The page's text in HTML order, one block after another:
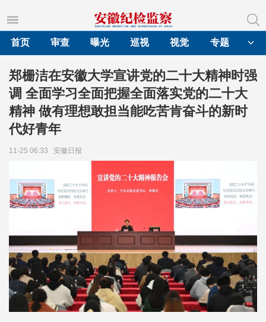
首页
审查 曝光 巡视 视觉 专题
郑栅洁在安徽大学宣讲党的二十大精神时强
调 全面学习全面把握全面落实党的二十大
精神 做有理想敢担当能吃苦肯奋斗的新时
代好青年
11-25 06:33 安徽日报